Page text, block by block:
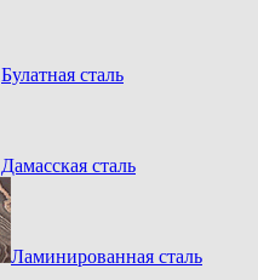
Булатная сталь
Дамасская сталь
Ламинированная сталь